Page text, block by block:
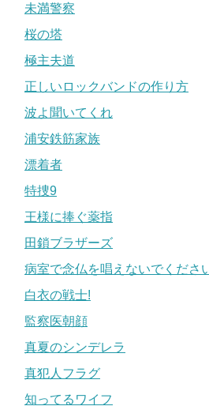
未満警察
桜の塔
極主夫道
正しいロックバンドの作り方
波よ聞いてくれ
浦安鉄筋家族
漂着者
特捜9
王様に捧ぐ薬指
田鎖ブラザーズ
病室で念仏を唱えないでくださ
白衣の戦士!
監察医朝顔
真夏のシンデレラ
真犯人フラグ
知ってるワイフ